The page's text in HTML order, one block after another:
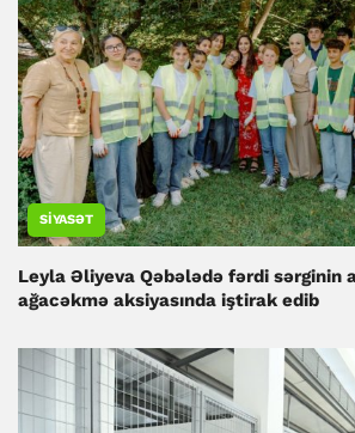
SIYASƏT
Leyla Əliyeva Qəbələdə fərdi sərginin
ağacəkmə aksiyasında iştirak edib